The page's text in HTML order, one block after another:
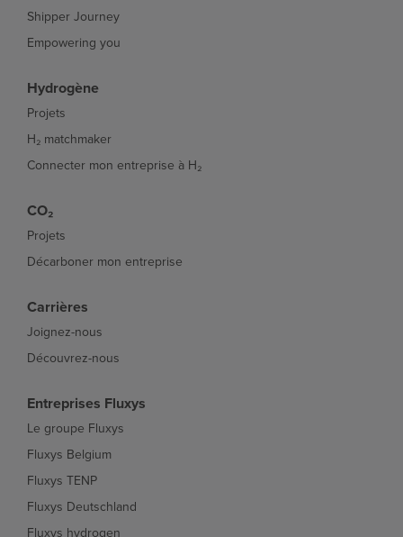
Shipper Journey
Empowering you
Hydrogène
Projets
H₂ matchmaker
Connecter mon entreprise à H₂
CO₂
Projets
Décarboner mon entreprise
Carrières
Joignez-nous
Découvrez-nous
Entreprises Fluxys
Le groupe Fluxys
Fluxys Belgium
Fluxys TENP
Fluxys Deutschland
Fluxys hydrogen